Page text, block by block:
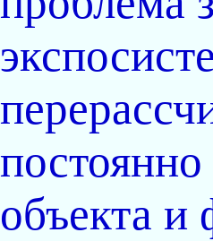
объекта и